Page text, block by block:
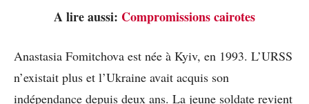
A lire aussi: Compromissions cairotes
Anastasia Fomitchova est née à Kyiv, en 1993. L’URSS
n’existait plus et l’Ukraine avait acquis son
indépendance depuis deux ans. La jeune soldate revient